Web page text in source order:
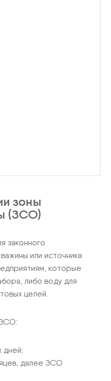
зоны
(ЗСО)
законного
или источника
которые
либо воду для
целей.
дней;
далее ЗСО